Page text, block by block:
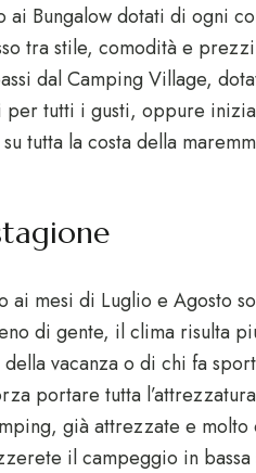
Bungalow dotati di ogni
tra stile, comodità e
dal Camping Village,
per tutti i gusti, oppure
tutta la costa della
ai mesi di Luglio e Agosto
di gente, il clima risulta
vacanza o di chi fa sport
portare tutta
già attrezzate e molto
il campeggio in bassa